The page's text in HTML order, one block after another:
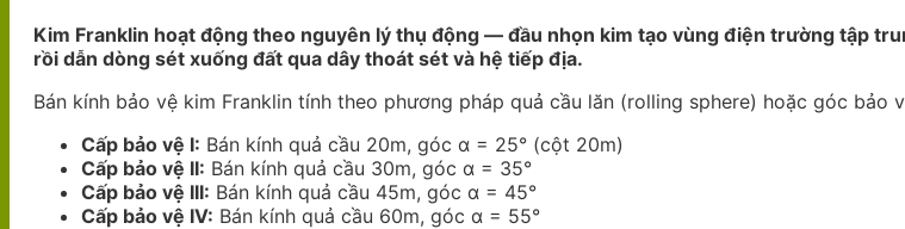
Kim Franklin hoạt động theo nguyên lý thụ động — đầu nhọn kim tạo vùng điện trường tập
rồi dẫn dòng sét xuống đất qua dây thoát sét và hệ tiếp địa.
Bán kính bảo vệ kim Franklin tính theo phương pháp quả cầu lăn (rolling sphere) hoặc góc bảo
Cấp bảo vệ I: Bán kính quả cầu 20m, góc α = 25° (cột 20m)
Cấp bảo vệ II: Bán kính quả cầu 30m, góc α = 35°
Cấp bảo vệ III: Bán kính quả cầu 45m, góc α = 45°
Cấp bảo vệ IV: Bán kính quả cầu 60m, góc α = 55°